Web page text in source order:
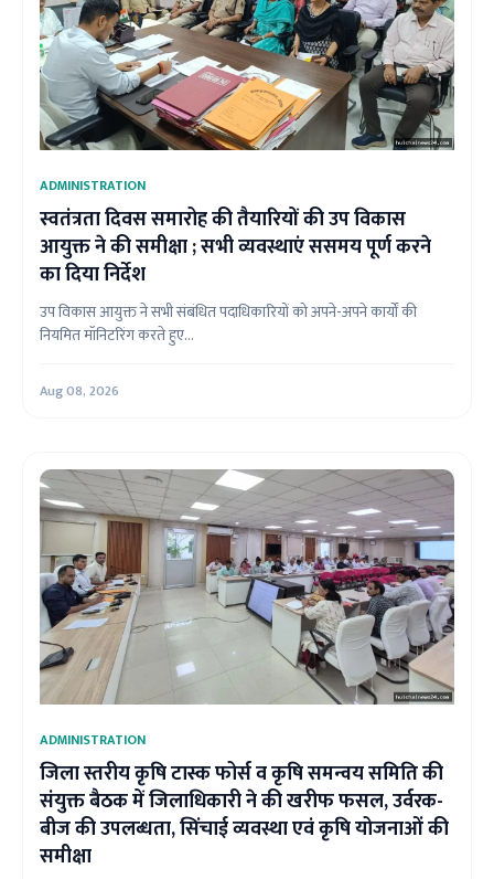
ADMINISTRATION
स्वतंत्रता दिवस समारोह की तैयारियों की उप विकास
आयुक्त ने की समीक्षा ; सभी व्यवस्थाएं ससमय पूर्ण करने
का दिया निर्देश
उप विकास आयुक्त ने सभी संबंधित पदाधिकारियों को अपने-अपने कार्यों की
नियमित मॉनिटरिंग करते हुए...
Aug 08, 2026
ADMINISTRATION
जिला स्तरीय कृषि टास्क फोर्स व कृषि समन्वय समिति की
संयुक्त बैठक में जिलाधिकारी ने की खरीफ फसल, उर्वरक-
बीज की उपलब्धता, सिंचाई व्यवस्था एवं कृषि योजनाओं की
समीक्षा